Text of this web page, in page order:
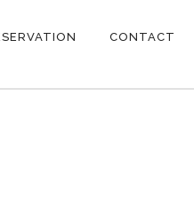
CONTACT